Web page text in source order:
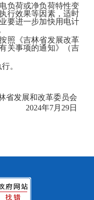
负荷或净负荷特性变
行效果等因素，适时
要进一步加快用电计
照《吉林省发展改革
关事项的通知》（吉
。
省发展和改革委员会
2024年7月 29日